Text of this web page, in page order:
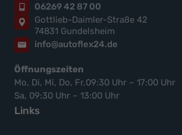
06269 42 87 00
Gottlieb-Daimler-Straße 42
74831 Gundelsheim
info@autoflex24.de
Öffnungszeiten
Mo, Di, Mi, Do, Fr,09:30 Uhr – 17:00 Uhr
Sa, 09:30 Uhr – 13:00 Uhr
Links